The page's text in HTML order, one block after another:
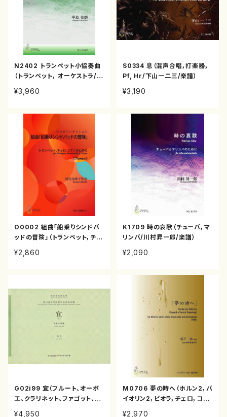
N2402 トランペット小協奏曲
（トランペット， オーケストラ/中
¥3,960
S0334 息（混声合唱，打楽器，
Pf, Hr/下山一二三/楽譜）
¥3,190
O0002 組曲「船乗りシンドバ
ッドの冒険」（トランペット，チェ
¥2,860
K1709 時の哀歌（チューバ，マ
リンバ/川村昇一郎/楽譜）
¥2,090
G02i99 宜（フルート、オーボ
エ、クラリネット、ファゴット、ホ
¥4,950
M0706 夢の時へ（ホルン2，バ
イオリン2，ビオラ，チェロ，コン
¥2,970